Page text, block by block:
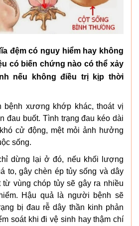
đệm có nguy hiểm hay không
có biến chứng nào có thể xảy
nếu không điều trị kịp thời
bệnh xương khớp khác, thoát vị
đau buốt. Tình trạng đau kéo dài
cử động, mệt mỏi ảnh hưởng
sống.
dừng lại ở đó, nếu khối lượng
to, gây chèn ép tủy sống và dây
từ vùng chóp tủy sẽ gây ra nhiều
Hậu quả là người bệnh sẽ
bị đau rễ dây thần kinh phản
soát khi đi vệ sinh hay thậm chí